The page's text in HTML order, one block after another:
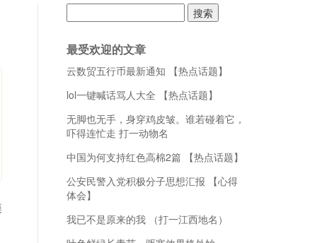
索：
最受欢迎的文章
云数贸五行币最新通知 【热点话题】
lol一键喊话骂人大全 【热点话题】
无脚也无手，身穿鸡皮皱。谁若碰着它，
吓得连忙走 打一动物名
中国为何支持红色高棉2篇 【热点话题】
公安民警入党积极分子思想汇报 【心得
体会】
我已不是原来的我 （打一江西地名）